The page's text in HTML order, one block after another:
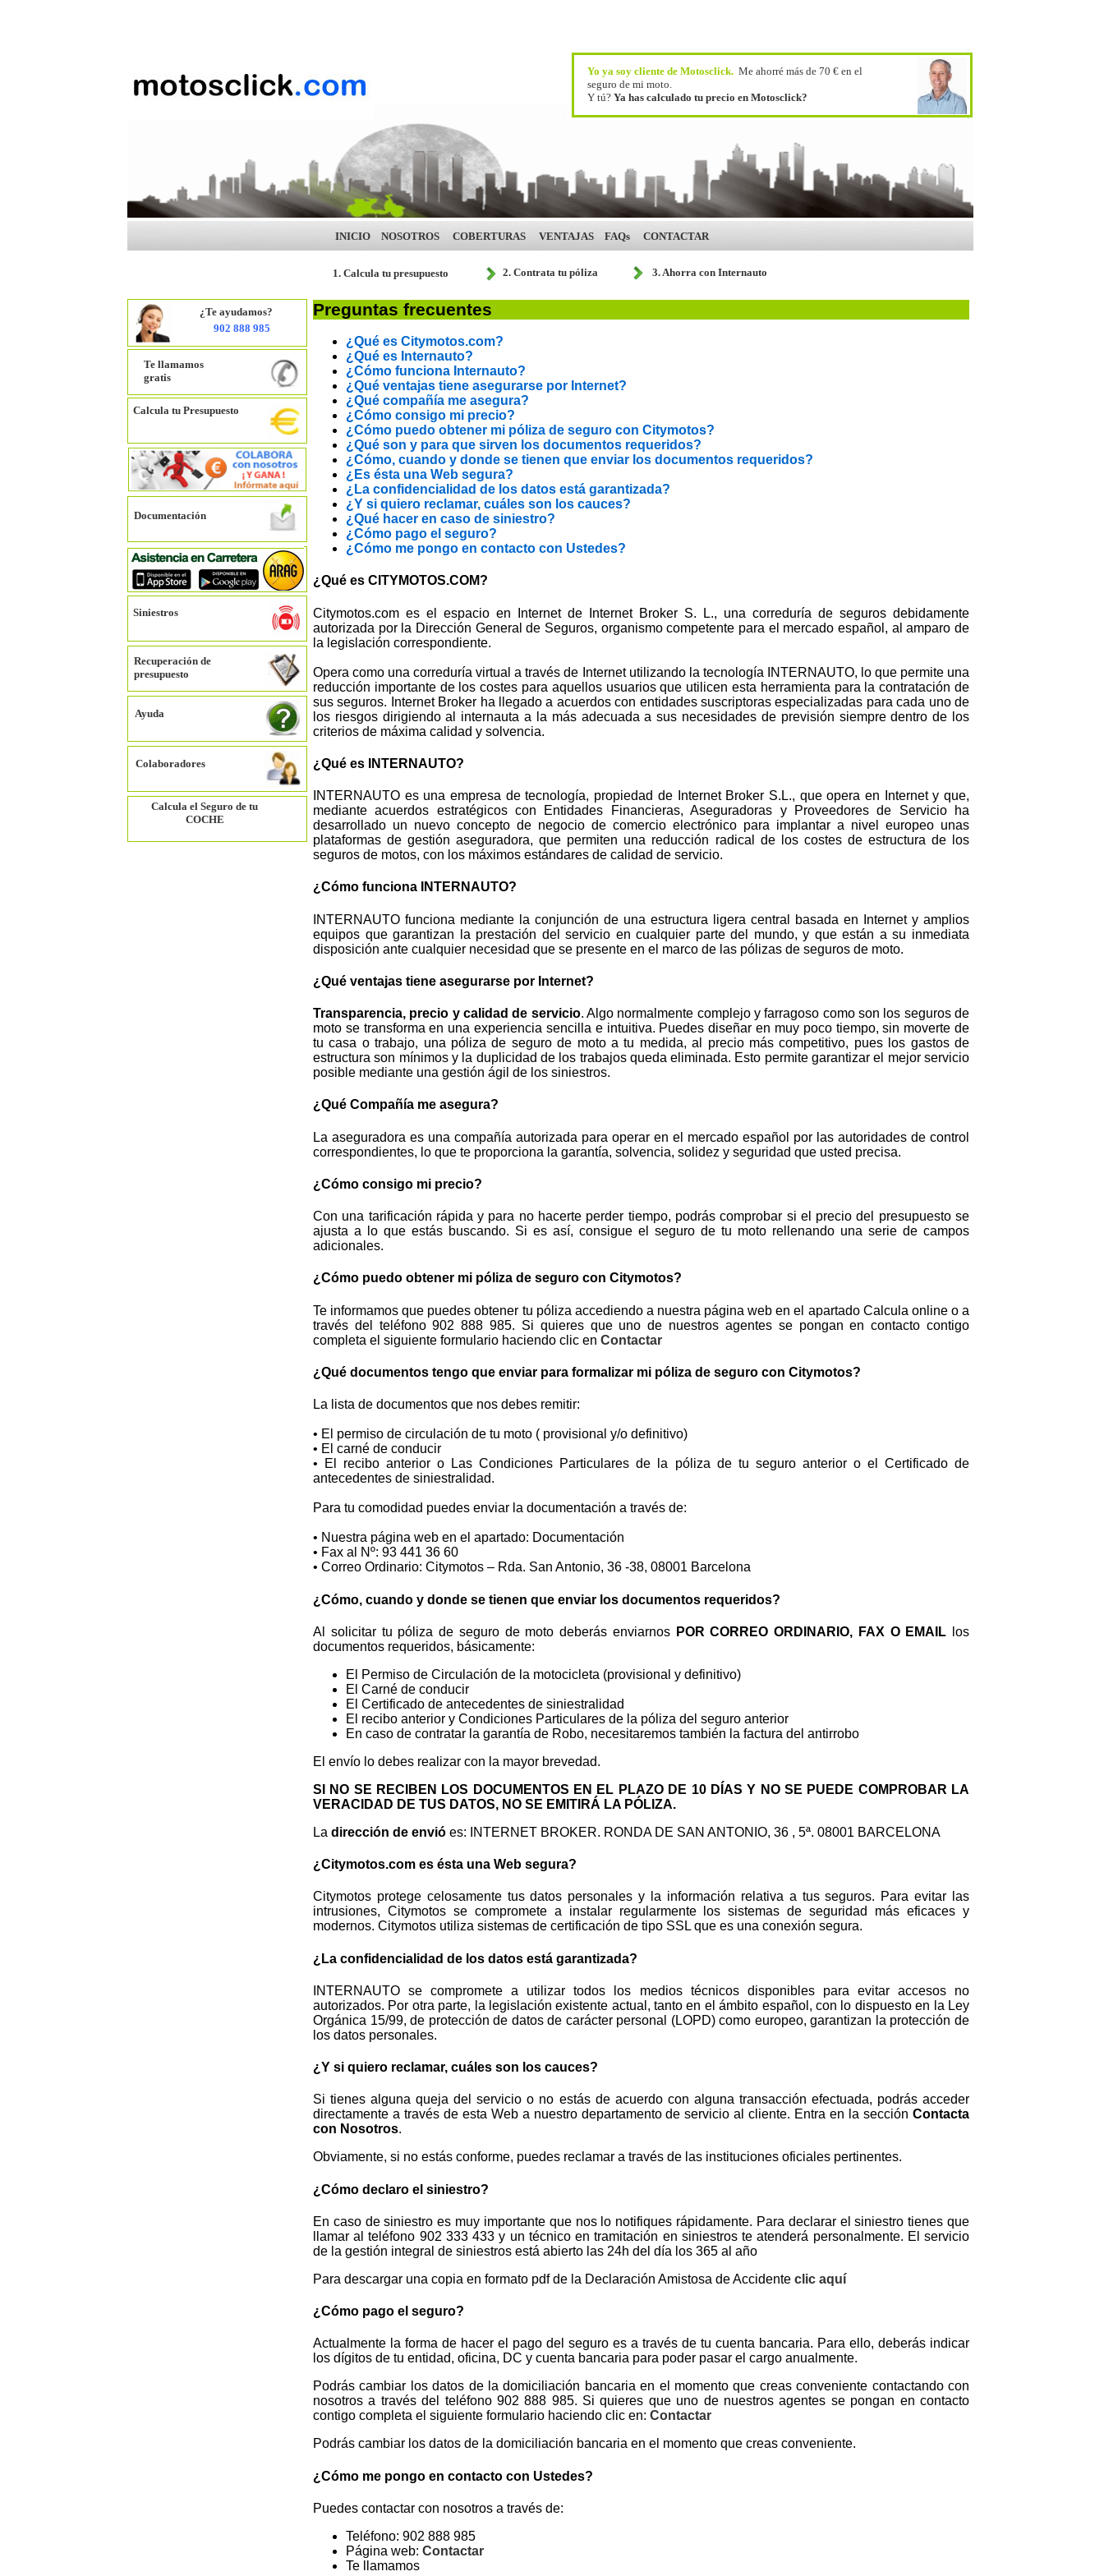
1. Calcula tu presupuesto 2. Contrata tu póliza 3. Ahorra con Internauto
902 888 985
¿Te ayudamos?
Documentación
Recuperación de
presupuesto
Te llamamos
gratis
Colaboradores
Ayuda
Siniestros
Calcula tu Presupuesto
Calcula el Seguro de tu
COCHE
INICIO NOSOTROS COBERTURAS VENTAJAS FAQs CONTACTAR
Preguntas frecuentes
¿Qué es Citymotos.com?
¿Qué es Internauto?
¿Cómo funciona Internauto?
¿Qué ventajas tiene asegurarse por Internet?
¿Qué compañía me asegura?
¿Cómo consigo mi precio?
¿Cómo puedo obtener mi póliza de seguro con Citymotos?
¿Qué son y para que sirven los documentos requeridos?
¿Cómo, cuando y donde se tienen que enviar los documentos requeridos?
¿Es ésta una Web segura?
¿La confidencialidad de los datos está garantizada?
¿Y si quiero reclamar, cuáles son los cauces?
¿Qué hacer en caso de siniestro?
¿Cómo pago el seguro?
¿Cómo me pongo en contacto con Ustedes?
¿Qué es CITYMOTOS.COM?
Citymotos.com es el espacio en Internet de Internet Broker S. L., una correduría de seguros debidamente
autorizada por la Dirección General de Seguros, organismo competente para el mercado español, al amparo de
la legislación correspondiente.
Opera como una correduría virtual a través de Internet utilizando la tecnología INTERNAUTO, lo que permite una
reducción importante de los costes para aquellos usuarios que utilicen esta herramienta para la contratación de
sus seguros. Internet Broker ha llegado a acuerdos con entidades suscriptoras especializadas para cada uno de
los riesgos dirigiendo al internauta a la más adecuada a sus necesidades de previsión siempre dentro de los
criterios de máxima calidad y solvencia.
¿Qué es INTERNAUTO?
INTERNAUTO es una empresa de tecnología, propiedad de Internet Broker S.L., que opera en Internet y que,
mediante acuerdos estratégicos con Entidades Financieras, Aseguradoras y Proveedores de Servicio ha
desarrollado un nuevo concepto de negocio de comercio electrónico para implantar a nivel europeo unas
plataformas de gestión aseguradora, que permiten una reducción radical de los costes de estructura de los
seguros de motos, con los máximos estándares de calidad de servicio.
¿Cómo funciona INTERNAUTO?
INTERNAUTO funciona mediante la conjunción de una estructura ligera central basada en Internet y amplios
equipos que garantizan la prestación del servicio en cualquier parte del mundo, y que están a su inmediata
disposición ante cualquier necesidad que se presente en el marco de las pólizas de seguros de moto.
¿Qué ventajas tiene asegurarse por Internet?
Transparencia, precio y calidad de servicio. Algo normalmente complejo y farragoso como son los seguros de
moto se transforma en una experiencia sencilla e intuitiva. Puedes diseñar en muy poco tiempo, sin moverte de
tu casa o trabajo, una póliza de seguro de moto a tu medida, al precio más competitivo, pues los gastos de
estructura son mínimos y la duplicidad de los trabajos queda eliminada. Esto permite garantizar el mejor servicio
posible mediante una gestión ágil de los siniestros.
¿Qué Compañía me asegura?
La aseguradora es una compañía autorizada para operar en el mercado español por las autoridades de control
correspondientes, lo que te proporciona la garantía, solvencia, solidez y seguridad que usted precisa.
¿Cómo consigo mi precio?
Con una tarificación rápida y para no hacerte perder tiempo, podrás comprobar si el precio del presupuesto se
ajusta a lo que estás buscando. Si es así, consigue el seguro de tu moto rellenando una serie de campos
adicionales.
¿Cómo puedo obtener mi póliza de seguro con Citymotos?
Te informamos que puedes obtener tu póliza accediendo a nuestra página web en el apartado Calcula online o a
través del teléfono 902 888 985. Si quieres que uno de nuestros agentes se pongan en contacto contigo
completa el siguiente formulario haciendo clic en Contactar
¿Qué documentos tengo que enviar para formalizar mi póliza de seguro con Citymotos?
La lista de documentos que nos debes remitir:
• El permiso de circulación de tu moto ( provisional y/o definitivo)
• El carné de conducir
• El recibo anterior o Las Condiciones Particulares de la póliza de tu seguro anterior o el Certificado de
antecedentes de siniestralidad.
Para tu comodidad puedes enviar la documentación a través de:
• Nuestra página web en el apartado: Documentación
• Fax al Nº: 93 441 36 60
• Correo Ordinario: Citymotos – Rda. San Antonio, 36 -38, 08001 Barcelona
¿Cómo, cuando y donde se tienen que enviar los documentos requeridos?
Al solicitar tu póliza de seguro de moto deberás enviarnos POR CORREO ORDINARIO, FAX O EMAIL los
documentos requeridos, básicamente:
El Permiso de Circulación de la motocicleta (provisional y definitivo)
El Carné de conducir
El Certificado de antecedentes de siniestralidad
El recibo anterior y Condiciones Particulares de la póliza del seguro anterior
En caso de contratar la garantía de Robo, necesitaremos también la factura del antirrobo
El envío lo debes realizar con la mayor brevedad.
SI NO SE RECIBEN LOS DOCUMENTOS EN EL PLAZO DE 10 DÍAS Y NO SE PUEDE COMPROBAR LA
VERACIDAD DE TUS DATOS, NO SE EMITIRÁ LA PÓLIZA.
La dirección de envió es: INTERNET BROKER. RONDA DE SAN ANTONIO, 36 , 5ª. 08001 BARCELONA
¿Citymotos.com es ésta una Web segura?
Citymotos protege celosamente tus datos personales y la información relativa a tus seguros. Para evitar las
intrusiones, Citymotos se compromete a instalar regularmente los sistemas de seguridad más eficaces y
modernos. Citymotos utiliza sistemas de certificación de tipo SSL que es una conexión segura.
¿La confidencialidad de los datos está garantizada?
INTERNAUTO se compromete a utilizar todos los medios técnicos disponibles para evitar accesos no
autorizados. Por otra parte, la legislación existente actual, tanto en el ámbito español, con lo dispuesto en la Ley
Orgánica 15/99, de protección de datos de carácter personal (LOPD) como europeo, garantizan la protección de
los datos personales.
¿Y si quiero reclamar, cuáles son los cauces?
Si tienes alguna queja del servicio o no estás de acuerdo con alguna transacción efectuada, podrás acceder
directamente a través de esta Web a nuestro departamento de servicio al cliente. Entra en la sección Contacta
con Nosotros.
Obviamente, si no estás conforme, puedes reclamar a través de las instituciones oficiales pertinentes.
¿Cómo declaro el siniestro?
En caso de siniestro es muy importante que nos lo notifiques rápidamente. Para declarar el siniestro tienes que
llamar al teléfono 902 333 433 y un técnico en tramitación en siniestros te atenderá personalmente. El servicio
de la gestión integral de siniestros está abierto las 24h del día los 365 al año
Para descargar una copia en formato pdf de la Declaración Amistosa de Accidente clic aquí
¿Cómo pago el seguro?
Actualmente la forma de hacer el pago del seguro es a través de tu cuenta bancaria. Para ello, deberás indicar
los dígitos de tu entidad, oficina, DC y cuenta bancaria para poder pasar el cargo anualmente.
Podrás cambiar los datos de la domiciliación bancaria en el momento que creas conveniente contactando con
nosotros a través del teléfono 902 888 985. Si quieres que uno de nuestros agentes se pongan en contacto
contigo completa el siguiente formulario haciendo clic en: Contactar
Podrás cambiar los datos de la domiciliación bancaria en el momento que creas conveniente.
¿Cómo me pongo en contacto con Ustedes?
Puedes contactar con nosotros a través de:
Teléfono: 902 888 985
Página web: Contactar
Te llamamos
Yo ya soy cliente de Motosclick. Me ahorré más de 70 € en el
seguro de mi moto.
Y tú? Ya has calculado tu precio en Motosclick?